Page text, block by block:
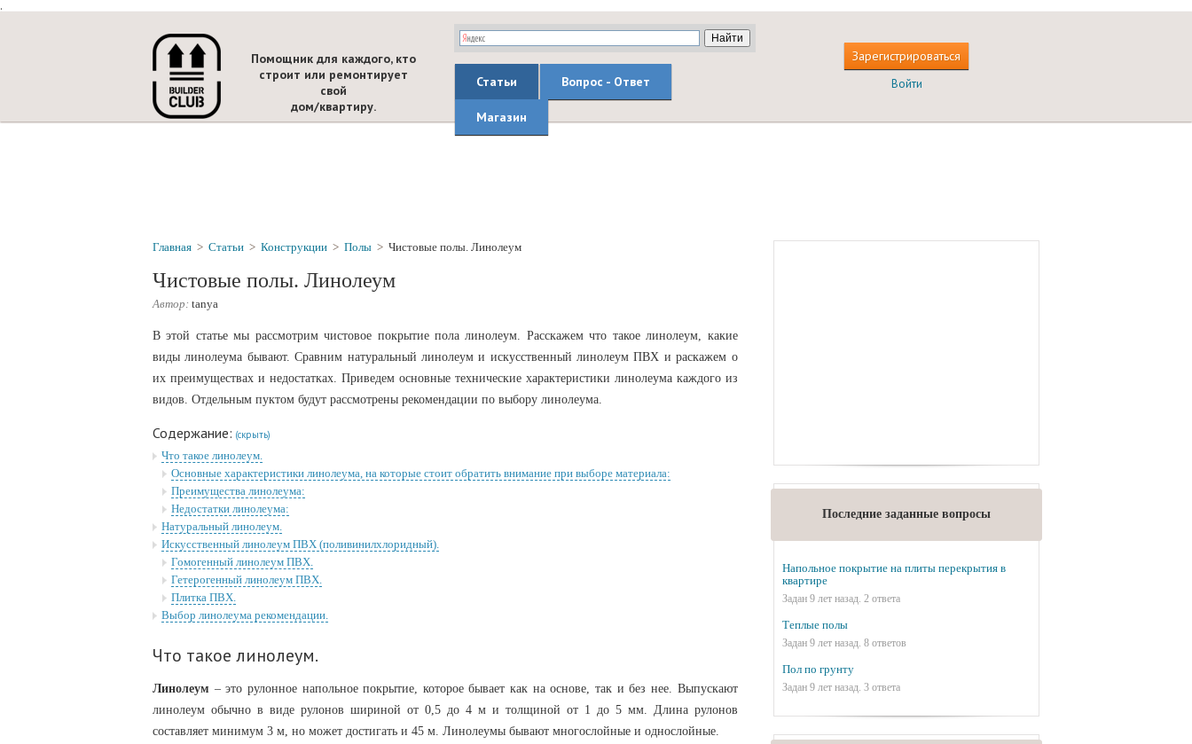
.
Зарегистрироваться
Войти
Помощник для каждого, кто
строит или ремонтирует
свой
дом/квартиру.
Статьи Вопрос - Ответ
Магазин
Последние заданные вопросы
Напольное покрытие на плиты перекрытия в
квартире
Задан 9 лет назад. 2 ответа
Теплые полы
Задан 9 лет назад. 8 ответов
Пол по грунту
Задан 9 лет назад. 3 ответа
Главная > Статьи > Конструкции > Полы > Чистовые полы. Линолеум
Чистовые полы. Линолеум
Автор: tanya
В этой статье мы рассмотрим чистовое покрытие пола линолеум. Расскажем что такое линолеум, какие
виды линолеума бывают. Сравним натуральный линолеум и искусственный линолеум ПВХ и раскажем о
их преимуществах и недостатках. Приведем основные технические характеристики линолеума каждого из
видов. Отдельным пуктом будут рассмотрены рекомендации по выбору линолеума.
Содержание: (скрыть)
Что такое линолеум.
Основные характеристики линолеума, на которые стоит обратить внимание при выборе материала:
Преимущества линолеума:
Недостатки линолеума:
Натуральный линолеум.
Искусственный линолеум ПВХ (поливинилхлоридный).
Гомогенный линолеум ПВХ.
Гетерогенный линолеум ПВХ.
Плитка ПВХ.
Выбор линолеума рекомендации.
Что такое линолеум.
Линолеум – это рулонное напольное покрытие, которое бывает как на основе, так и без нее. Выпускают
линолеум обычно в виде рулонов шириной от 0,5 до 4 м и толщиной от 1 до 5 мм. Длина рулонов
составляет минимум 3 м, но может достигать и 45 м. Линолеумы бывают многослойные и однослойные.